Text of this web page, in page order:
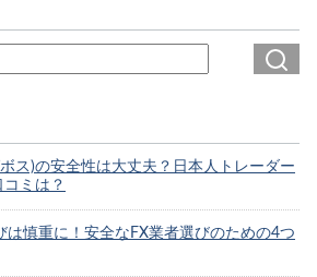
ス)の安全性は大丈夫？日本人トレーダー
ミは？
は慎重に！安全なFX業者選びのための4つ